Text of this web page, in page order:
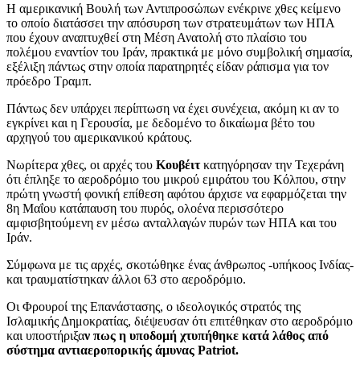
Η αμερικανική Βουλή των Αντιπροσώπων ενέκρινε χθες κείμενο
το οποίο διατάσσει την απόσυρση των στρατευμάτων των ΗΠΑ
που έχουν αναπτυχθεί στη Μέση Ανατολή στο πλαίσιο του
πολέμου εναντίον του Ιράν, πρακτικά με μόνο συμβολική σημασία,
εξέλιξη πάντως στην οποία παρατηρητές είδαν ράπισμα για τον
πρόεδρο Τραμπ.
Πάντως δεν υπάρχει περίπτωση να έχει συνέχεια, ακόμη κι αν το
εγκρίνει και η Γερουσία, με δεδομένο το δικαίωμα βέτο του
αρχηγού του αμερικανικού κράτους.
Νωρίτερα χθες, οι αρχές του Κουβέιτκατηγόρησαν την Τεχεράνη
ότι έπληξε το αεροδρόμιο του μικρού εμιράτου του Κόλπου, στην
πρώτη γνωστή φονική επίθεση αφότου άρχισε να εφαρμόζεται την
8η Μαΐου κατάπαυση του πυρός, ολοένα περισσότερο
αμφισβητούμενη εν μέσω ανταλλαγών πυρών των ΗΠΑ και του
Ιράν.
Σύμφωνα με τις αρχές, σκοτώθηκε ένας άνθρωπος -υπήκοος Ινδίας-
και τραυματίστηκαν άλλοι 63 στο αεροδρόμιο.
Οι Φρουροί της Επανάστασης, ο ιδεολογικός στρατός της
Ισλαμικής Δημοκρατίας, διέψευσαν ότι επιτέθηκαν στο αεροδρόμιο
και υποστήριξαν πως η υποδομή χτυπήθηκε κατά λάθος από
σύστημα αντιαεροπορικής άμυνας Patriot.